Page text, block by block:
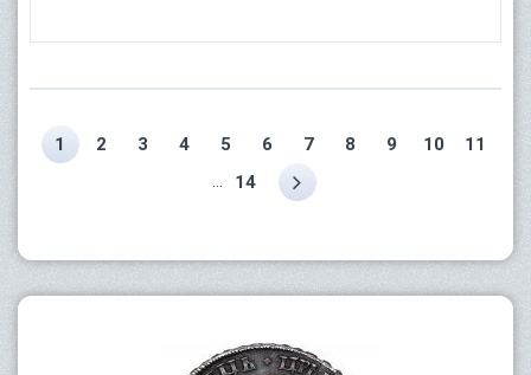
1 2 3 4 5 6 7 8 9 10 11
14